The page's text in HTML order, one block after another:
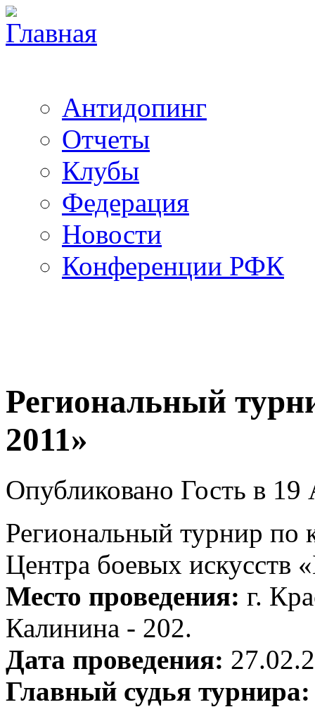
Антидопинг
Отчеты
Клубы
Федерация
Новости
Конференции РФК
Региональный
2011»
Опубликовано Гость в
Региональный турнир по
Центра боевых
Место проведения: г.
Калинина - 202.
Дата проведения:
Главный судья турнира: